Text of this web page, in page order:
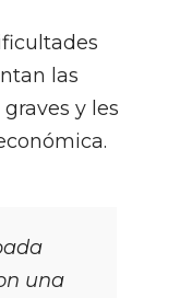
las
y les
una